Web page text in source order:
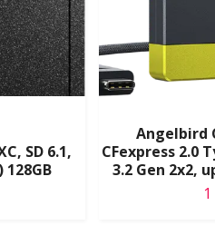
SD 6.1,
128GB
Angelbird
CFexpress 2.0
3.2 Gen 2x2,